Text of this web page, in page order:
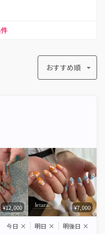
おすすめ順
¥12,000 ¥7,000
今日 × 明日 × 明後日 ×